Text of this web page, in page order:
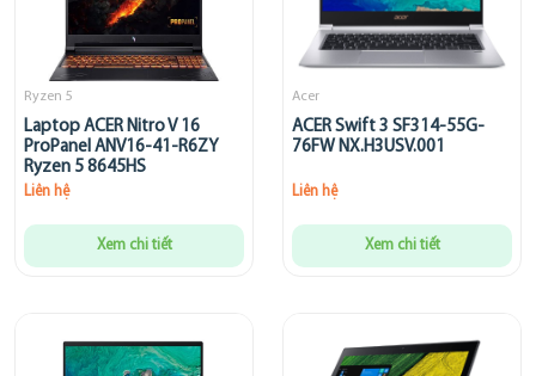
Ryzen 5
Laptop ACER Nitro V 16
ProPanel ANV16-41-R6ZY
Ryzen 5 8645HS
Liên hệ
Xem chi tiết
Acer
ACER Swift 3 SF314-55G-
76FW NX.H3USV.001
Liên hệ
Xem chi tiết